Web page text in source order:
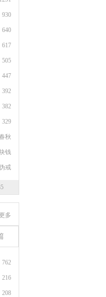
930
640
617
505
447
392
382
329
秋
钱
戒
多
762
216
208